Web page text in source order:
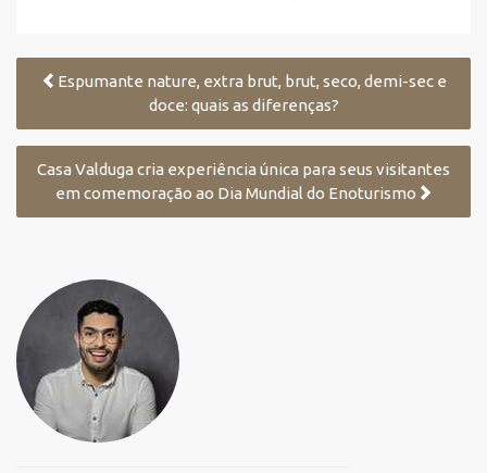
Espumante nature, extra brut, brut, seco, demi-sec e
doce: quais as diferenças?
Casa Valduga cria experiência única para seus visitantes
em comemoração ao Dia Mundial do Enoturismo